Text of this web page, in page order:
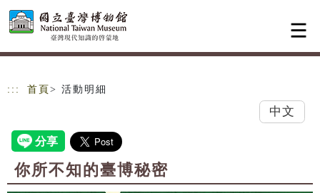
跳到主要內容
網站導覽
::: 首頁 > 活動明細
中文
你所不知的臺博秘密